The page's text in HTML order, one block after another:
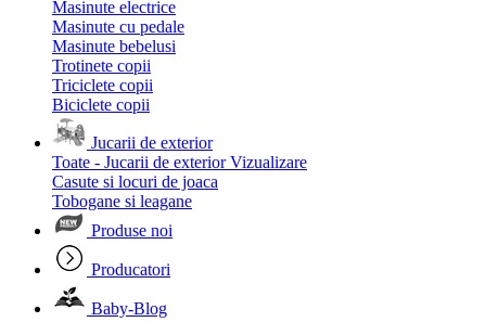
Masinute electrice
Masinute cu pedale
Masinute bebelusi
Trotinete copii
Triciclete copii
Biciclete copii
Jucarii de exterior
Toate - Jucarii de exterior Vizualizare
Casute si locuri de joaca
Tobogane si leagane
Produse noi
Producatori
Baby-Blog